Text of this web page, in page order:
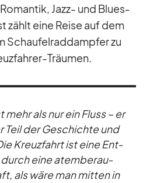
Jazz- und Blues­
zählt eine Reise auf dem
Schau­fel­rad­damp­fer zu
Träu­men.
mehr als nur ein Fluss – er
Teil der Ge­schichte und
Kreuz­fahrt ist eine Ent­
eine atem­be­rau­
als wäre man mit­ten in